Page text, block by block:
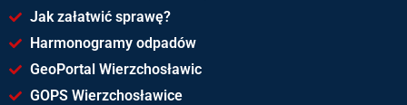
Jak załatwić sprawę?
Harmonogramy odpadów
GeoPortal Wierzchosławic
GOPS Wierzchosławice